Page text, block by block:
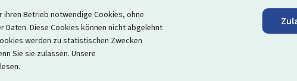
ihren Betrieb notwendige Cookies, ohne
Daten. Diese Cookies können nicht abgelehnt
werden zu statistischen Zwecken
Sie sie zulassen. Unsere
lesen.
Den Newsletter abonnieren
das Ihre Interaktion mit dem Staat vereinfacht
und Dienstleistungen, die von den Behörden und sonstigen